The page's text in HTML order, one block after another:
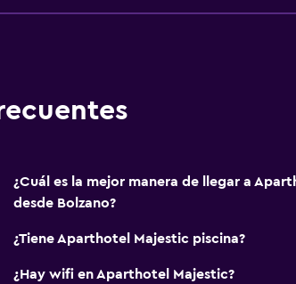
privada
cama nido disponibles
(para niños)
¿Cuál es la mejor manera de llegar a
desde Bolzano?
¿Tiene Aparthotel Majestic piscina?
¿Hay wifi en Aparthotel Majestic?